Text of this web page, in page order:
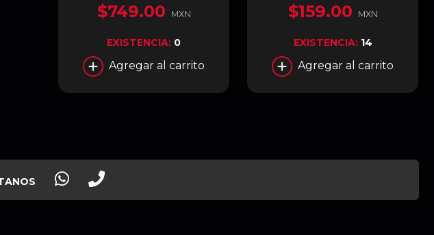
$749.00 MXN
EXISTENCIA: 0
Agregar al carrito
$159.00 MXN
EXISTENCIA: 14
Agregar al carrito